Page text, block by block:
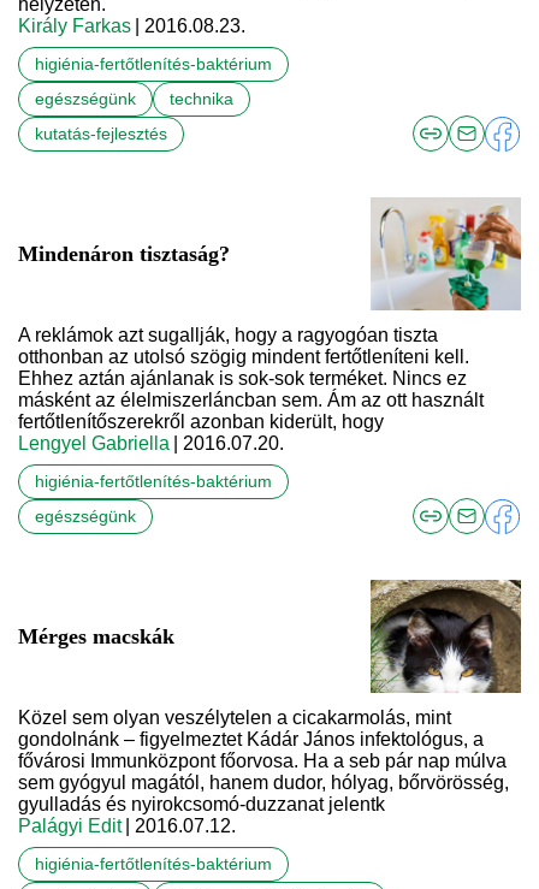
helyzeten.
Király Farkas
| 2016.08.23.
higiénia-fertőtlenítés-baktérium
egészségünk
technika
kutatás-fejlesztés
Mindenáron tisztaság?
A reklámok azt sugallják, hogy a ragyogóan tiszta
otthonban az utolsó szögig mindent fertőtleníteni kell.
Ehhez aztán ajánlanak is sok-sok terméket. Nincs ez
másként az élelmiszerláncban sem. Ám az ott használt
fertőtlenítőszerekről azonban kiderült, hogy
Lengyel Gabriella
| 2016.07.20.
higiénia-fertőtlenítés-baktérium
egészségünk
Mérges macskák
Közel sem olyan veszélytelen a cicakarmolás, mint
gondolnánk – figyelmeztet Kádár János infektológus, a
fővárosi Immunközpont főorvosa. Ha a seb pár nap múlva
sem gyógyul magától, hanem dudor, hólyag, bőrvörösség,
gyulladás és nyirokcsomó-duzzanat jelentk
Palágyi Edit
| 2016.07.12.
higiénia-fertőtlenítés-baktérium